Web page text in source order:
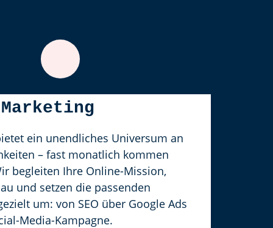
ein unendliches Universum an
– fast monatlich kommen
begleiten Ihre Online-Mission,
und setzen die passenden
um: von SEO über Google Ads
Media-Kampagne.